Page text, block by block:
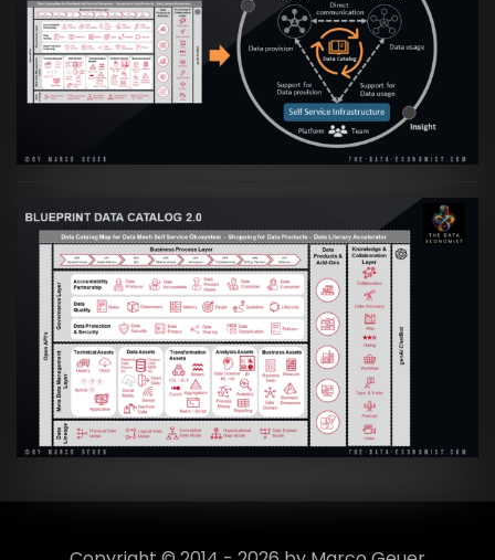
Artikel:Data Mesh Ökosysteme: Die
Transformation zur Data Inspired Human
Culture
VIEW
Artikel:Data Mesh Ökosysteme: Die
Transformation zur Data Inspired Human
Culture
VIEW